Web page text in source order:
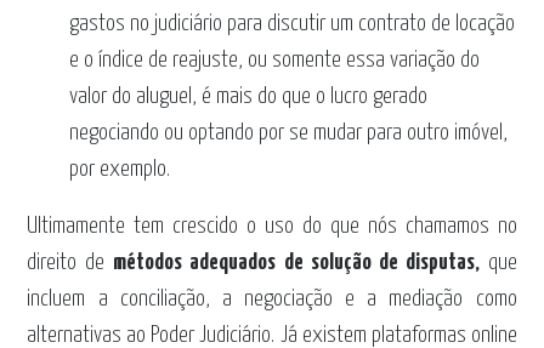
gastos no judiciário para discutir um contrato de locação
e o índice de reajuste, ou somente essa variação do
valor do aluguel, é mais do que o lucro gerado
negociando ou optando por se mudar para outro imóvel,
por exemplo.
Ultimamente tem crescido o uso do que nós chamamos no
direito de métodos adequados de solução de disputas,que
incluem a conciliação, a negociação e a mediação como
alternativas ao Poder Judiciário. Já existem plataformas online